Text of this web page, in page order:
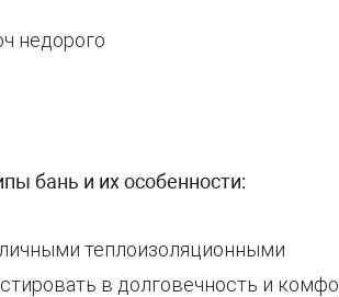
бань и их особенности:
теплоизоляционными
в долговечность и